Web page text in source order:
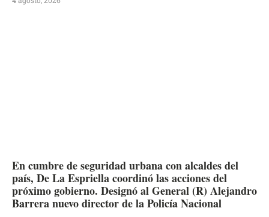
En cumbre de seguridad urbana con alcaldes del
país, De La Espriella coordinó las acciones del
próximo gobierno. Designó al General (R) Alejandro
Barrera nuevo director de la Policía Nacional